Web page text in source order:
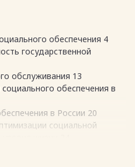
обеспечения 4
государственной
обслуживания 13
обеспечения в
в России 20
социальной